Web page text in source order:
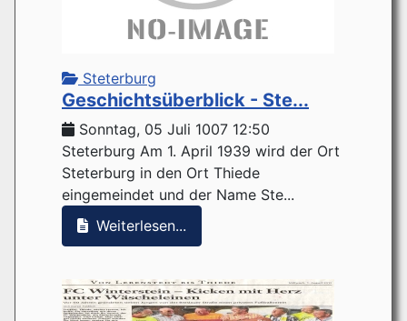
Steterburg
Geschichtsüberblick - Ste...
Sonntag, 05 Juli 1007 12:50
Steterburg Am 1. April 1939 wird der Ort
Steterburg in den Ort Thiede
eingemeindet und der Name Ste...
Weiterlesen...